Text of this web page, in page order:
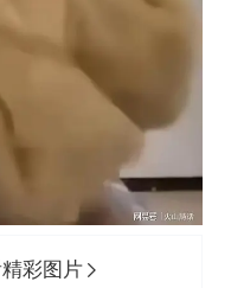
彩图片